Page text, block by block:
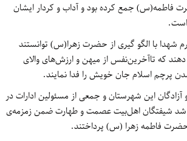
فاطمه(س) جمع کرده بود و آداب و کردار ایشان
است.
شهدا با الگو گیری از حضرت زهرا(س) توانستند
که تاآخرین‌نفس از میهن و ارزش‌های والای
پرچم اسلام جان خویش را فدا نمایند.
این شهرستان و جمعی از مسئولین ادارات در
شد شیفتگان اهل‌بیت عصمت و طهارت ضمن زمزمه‌ی
فاطمه زهرا (س) پرداختند.